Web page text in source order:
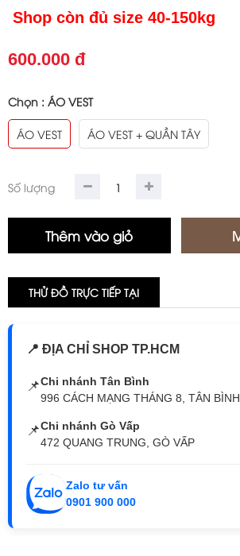
Shop còn đủ size 40-150kg
600.000 đ
Chọn : ÁO VEST
ÁO VEST ÁO VEST + QUẦN TÂY
Số lượng
THỬ ĐỒ TRỰC TIẾP TẠI
📍 ĐỊA CHỈ SHOP TP.HCM
📌Chi nhánh Tân Bình
996 CÁCH MẠNG THÁNG 8, TÂN BÌNH
📌Chi nhánh Gò Vấp
472 QUANG TRUNG, GÒ VẤP
Zalo tư vấn
0901 900 000